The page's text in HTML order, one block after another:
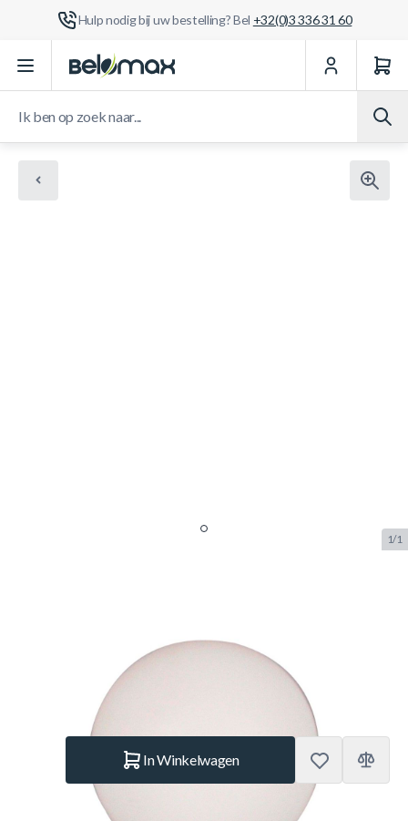
Hulp nodig bij uw bestelling? Bel +32(0)3 336 31 60
Ga naar de inhoud
1/1
BUF.6209.000
Op voorraad
In Winkelwagen